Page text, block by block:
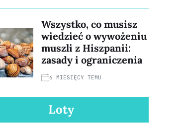
Wszystko, co musisz
wiedzieć o wywożeniu
muszli z Hiszpanii:
zasady i ograniczenia
6 MIESIĘCY TEMU
Loty